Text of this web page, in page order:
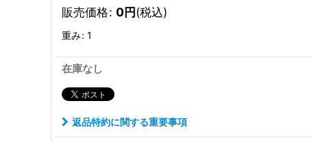
販売価格: 0円(税込)
重み: 1
在庫なし
返品特約に関する重要事項